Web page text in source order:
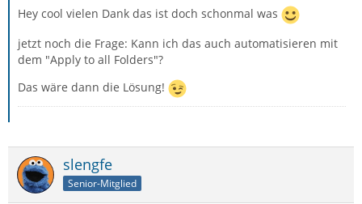
Hey cool vielen Dank das ist doch schonmal was
jetzt noch die Frage: Kann ich das auch automatisieren mit
dem "Apply to all Folders"?
Das wäre dann die Lösung!
slengfe
Senior-Mitglied